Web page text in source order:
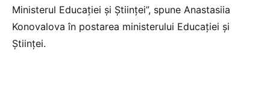
Ministerul Educației și Științei”, spune Anastasiia
Konovalova în postarea ministerului Educației și
Științei.